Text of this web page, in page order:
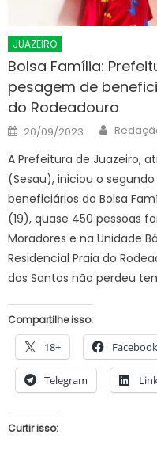
JUAZEIRO
Bolsa Família:
pesagem de
do Rodeadouro
Posted
on
20/09/2023 Author
A Prefeitura de Juazeiro,
(Sesau), iniciou o
beneficiários do Bolsa
(19), quase 450 pessoas
Moradores e na Unidade
Residencial Praia do
dos Santos não perdeu
Compartilhe isso:
18+ Facebook
Telegram
Curtir isso: